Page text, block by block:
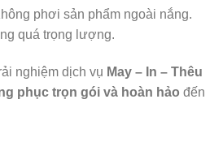
phơi sản phẩm ngoài nắng.
quá trọng lượng.
nghiệm dịch vụ May – In – Thêu
phục trọn gói và hoàn hảo đến